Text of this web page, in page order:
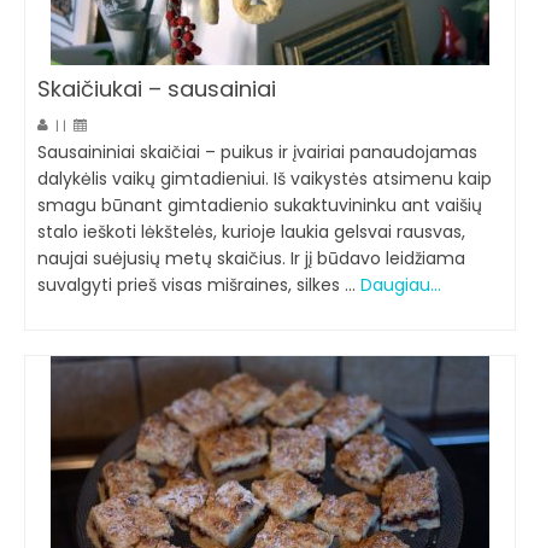
Skaičiukai – sausainiai
| |
Sausaininiai skaičiai – puikus ir įvairiai panaudojamas
dalykėlis vaikų gimtadieniui. Iš vaikystės atsimenu kaip
smagu būnant gimtadienio sukaktuvininku ant vaišių
stalo ieškoti lėkštelės, kurioje laukia gelsvai rausvas,
naujai suėjusių metų skaičius. Ir jį būdavo leidžiama
suvalgyti prieš visas mišraines, silkes … Daugiau…